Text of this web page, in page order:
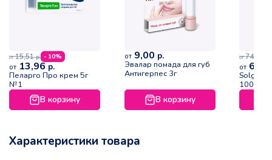
от 15,51р. - 10%
от 13,96 р.
Пеларго Про крем 5г
№1
В корзину
от 9,00 р.
Эвалар помада для губ
Антигерпес 3г
В корзину
от 74,24
от
Solgar
1000мг
Характеристики товара